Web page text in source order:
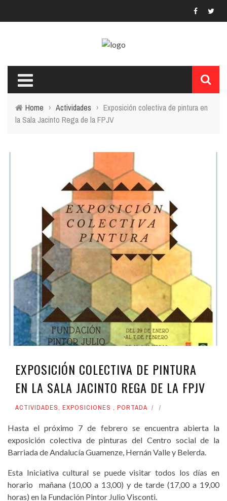
Home › Actividades › Exposición colectiva de pintura en
la Sala Jacinto Rega de la FPJV
EXPOSICIÓN COLECTIVA DE PINTURA
EN LA SALA JACINTO REGA DE LA FPJV
ACTIVIDADES, EXPOSICIONES , PORTADA
Hasta el próximo 7 de febrero se encuentra abierta la
exposición colectiva de pinturas del Centro social de la
Barriada de Andalucía Guamenze, Hernán Valle y Belerda.
Esta Iniciativa cultural se puede visitar todos los días en
horario mañana (10,00 a 13,00) y de tarde (17,00 a 19,00
horas) en la Fundación Pintor Julio Visconti.